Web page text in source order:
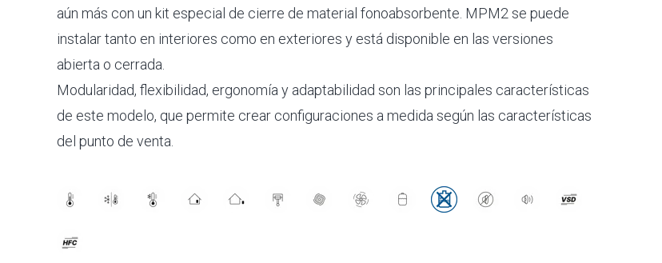
aún más con un kit especial de cierre de material fonoabsorbente. MPM2 se puede
instalar tanto en interiores como en exteriores y está disponible en las versiones
abierta o cerrada.
Modularidad, flexibilidad, ergonomía y adaptabilidad son las principales características
de este modelo, que permite crear configuraciones a medida según las características
del punto de venta.